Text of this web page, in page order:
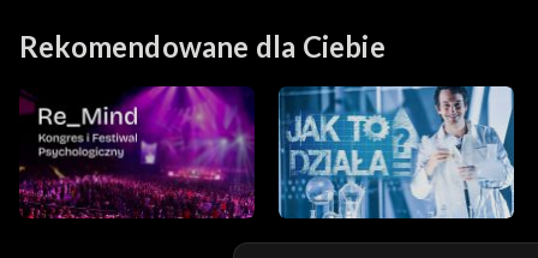
Rekomendowane dla Ciebie